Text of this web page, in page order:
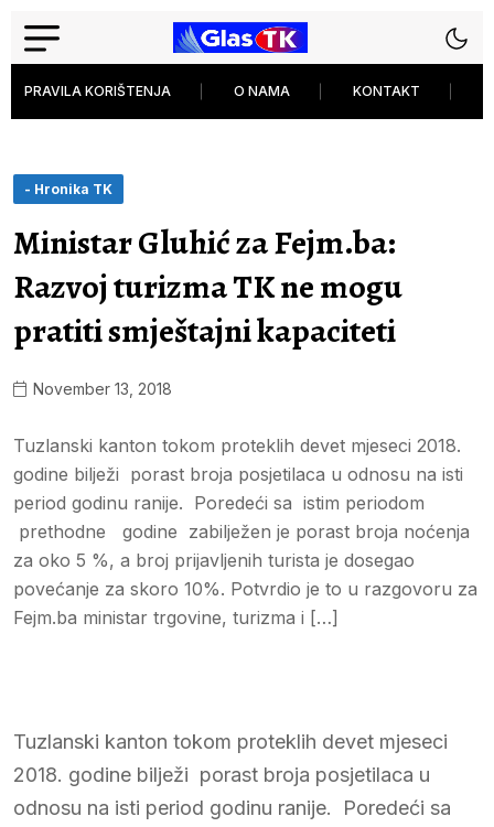
PRAVILA KORIŠTENJA O NAMA KONTAKT
- Hronika TK
Ministar Gluhić za Fejm.ba:
Razvoj turizma TK ne mogu
pratiti smještajni kapaciteti
November 13, 2018
Tuzlanski kanton tokom proteklih devet mjeseci 2018.
godine bilježi porast broja posjetilaca u odnosu na isti
period godinu ranije. Poredeći sa istim periodom
prethodne godine zabilježen je porast broja noćenja
za oko 5 %, a broj prijavljenih turista je dosegao
povećanje za skoro 10%. Potvrdio je to u razgovoru za
Fejm.ba ministar trgovine, turizma i […]
Tuzlanski kanton tokom proteklih devet mjeseci
2018. godine bilježi porast broja posjetilaca u
odnosu na isti period godinu ranije. Poredeći sa